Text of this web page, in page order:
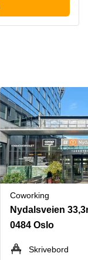
Coworking
0484 Oslo
Skrivebord